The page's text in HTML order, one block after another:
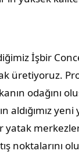
İşbir
üretiyoruz.
odağını
yeni
yatak
noktalarını